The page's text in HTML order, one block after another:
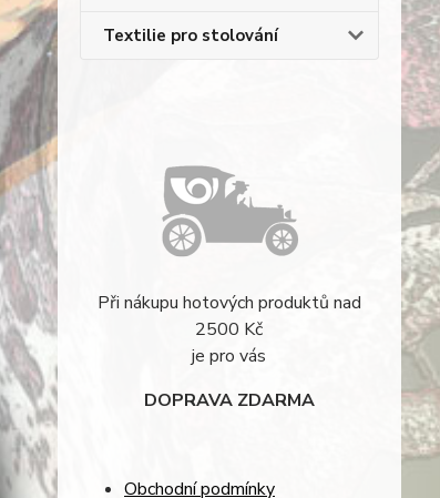
Textilie pro stolování
Při nákupu hotových produktů nad
2500 Kč
je pro vás
DOPRAVA ZDARMA
Obchodní podmínky